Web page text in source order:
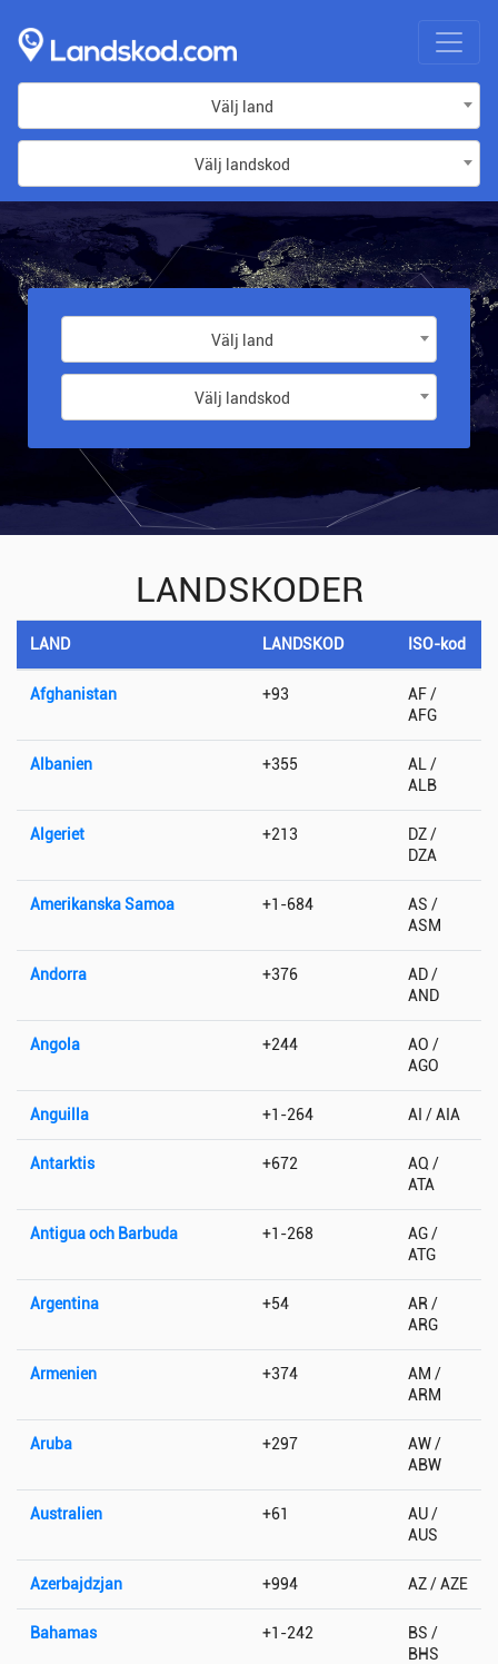
Välj land
Välj landskod
Välj land
Välj landskod
LANDSKODER
LAND LANDSKOD ISO-kod
Afghanistan +93
AF /
AFG
Albanien +355
AL /
ALB
Algeriet +213
DZ /
DZA
Amerikanska Samoa +1-684
AS /
ASM
Andorra +376
AD /
AND
Angola +244
AO /
AGO
Anguilla +1-264 AI / AIA
Antarktis +672
AQ /
ATA
Antigua och Barbuda +1-268
AG /
ATG
Argentina +54
AR /
ARG
Armenien +374
AM /
ARM
Aruba +297
AW /
ABW
Australien +61
AU /
AUS
Azerbajdzjan +994 AZ / AZE
Bahamas +1-242
BS /
BHS